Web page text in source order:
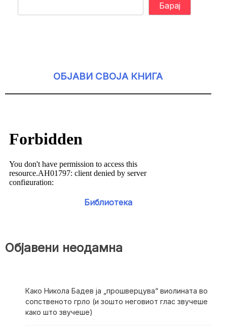
Барај
ОБЈАВИ СВОЈА КНИГА
Библиотека
Објавени неодамна
Како Никола Бадев ја „прошверцува“ виолината во
сопственото грло (и зошто неговиот глас звучеше
како што звучеше)